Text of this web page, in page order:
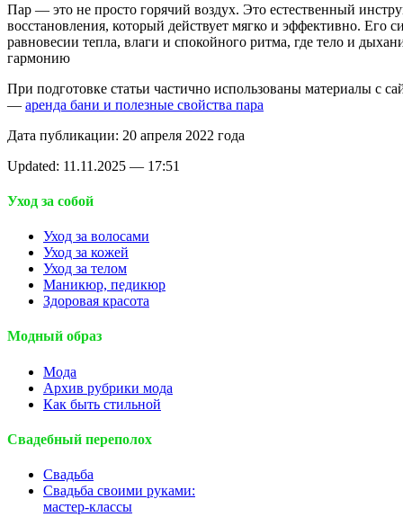
Пар — это не просто горячий воздух. Это естественный
восстановления, который действует мягко и эффективно. Его
равновесии тепла, влаги и спокойного ритма, где тело и
гармонию
При подготовке статьи частично использованы материалы с
— аренда бани и полезные свойства пара
Дата публикации: 20 апреля 2022 года
Updated: 11.11.2025 — 17:51
Уход за собой
Уход за волосами
Уход за кожей
Уход за телом
Маникюр, педикюр
Здоровая красота
Модный образ
Мода
Архив рубрики мода
Как быть стильной
Свадебный переполох
Свадьба
Свадьба своими руками:
мастер-классы